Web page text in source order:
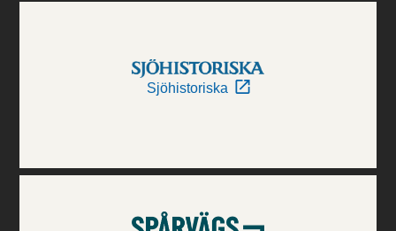
Sjöhistoriska